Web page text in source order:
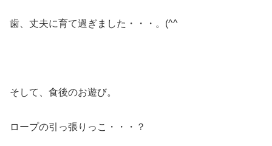
歯、丈夫に育て過ぎました・・・。(^^ゞ
そして、食後のお遊び。
ロープの引っ張りっこ・・・？